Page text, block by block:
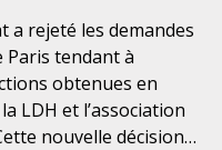
a rejeté les demandes
Paris tendant à
obtenues en
LDH et l’association
nouvelle décision